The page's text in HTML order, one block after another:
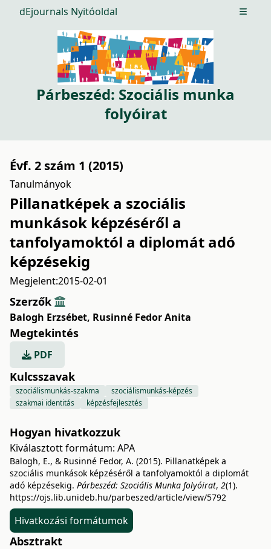
dEjournals Nyitóoldal Open
Párbeszéd: Szociális munka
folyóirat
Évf. 2 szám 1 (2015)
Tanulmányok
Pillanatképek a szociális
munkások képzéséről a
tanfolyamoktól a diplomát adó
képzésekig
Megjelent:2015-02-01
Szerzők
Balogh Erzsébet, Rusinné Fedor Anita
Megtekintés
PDF
Kulcsszavak
szociálismunkás-szakma
szociálismunkás-képzés
szakmai identitás
képzésfejlesztés
Hogyan hivatkozzuk
Kiválasztott formátum: APA
Balogh, E., & Rusinné Fedor, A. (2015). Pillanatképek a
szociális munkások képzéséről a tanfolyamoktól a diplomát
adó képzésekig. Párbeszéd: Szociális Munka folyóirat, 2(1).
https://ojs.lib.unideb.hu/parbeszed/article/view/5792
Hivatkozási formátumok
Absztrakt